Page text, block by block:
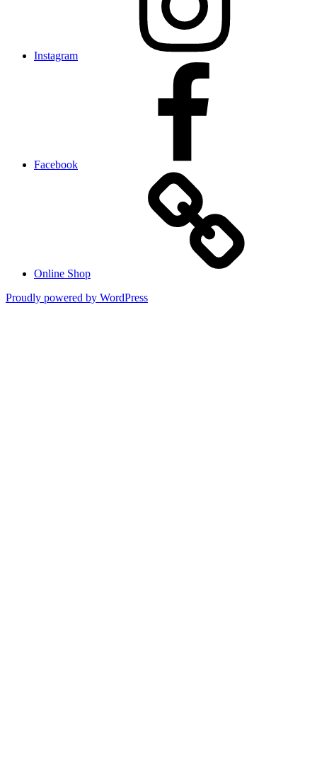
Instagram
Facebook
Online Shop
Proudly powered by WordPress